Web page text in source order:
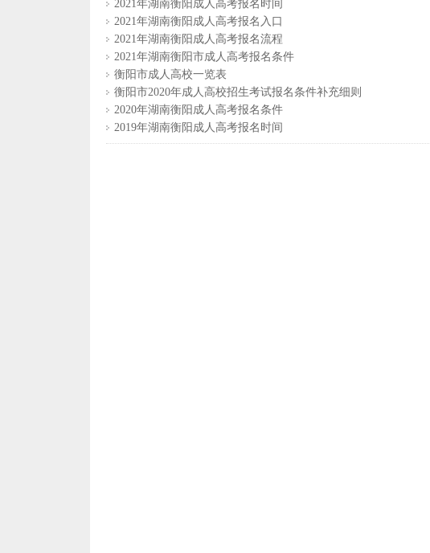
2021年湖南衡阳成人高考报名时间
2021年湖南衡阳成人高考报名入口
2021年湖南衡阳成人高考报名流程
2021年湖南衡阳市成人高考报名条件
衡阳市成人高校一览表
衡阳市2020年成人高校招生考试报名条件补充细则
2020年湖南衡阳成人高考报名条件
2019年湖南衡阳成人高考报名时间